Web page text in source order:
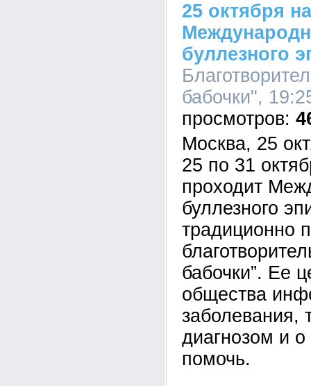
25 октября
буллезного
бабочки",
Москва, 25
25 по 31
проходит
буллезного
традиционно
бабочки”. Ее
общества
заболевания,
диагнозом и
помочь.